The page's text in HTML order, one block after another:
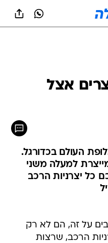
אצל
העולם בכדורגל.
למעלה משני
כל יצרניות הרכב
על זה, הם לא רק
הרכב, שרצות